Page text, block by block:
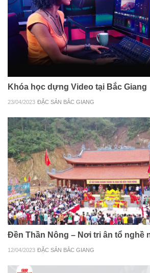
Khóa học dựng Video tại Bắc Giang
23/04/2023 ĐẶC SẢN BẮC GIANG
Đền Thần Nông – Nơi tri ân tổ nghề
12/04/2023 ĐẶC SẢN BẮC GIANG